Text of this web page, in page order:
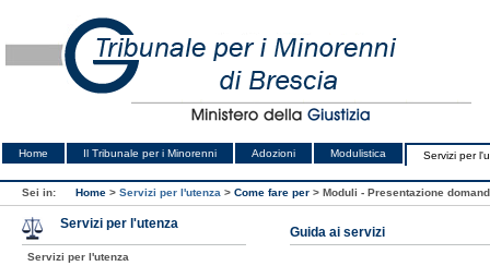
Home Il Tribunale per i Minorenni Adozioni Modulistica Servizi per
Sei in: Home > Servizi per l'utenza > Come fare per > Moduli - Presentazione
Guida ai servizi
Servizi per l'utenza
Servizi per l'utenza